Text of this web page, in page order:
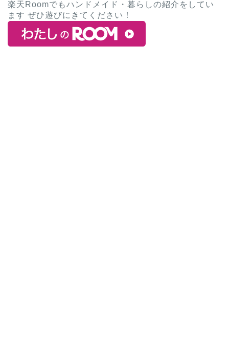
楽天Roomでもハンドメイド・暮らしの紹介をしてい
ます ぜひ遊びにきてください！